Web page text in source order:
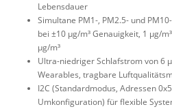
Lebensdauer
Simultane PM1-, PM2.5- und
bei ±10 µg/m³ Genauigkeit, 1 µg/
µg/m³
Ultra-niedriger Schlafstrom von 6
Wearables, tragbare
I2C (Standardmodus, Adressen
Umkonfiguration) für flexible